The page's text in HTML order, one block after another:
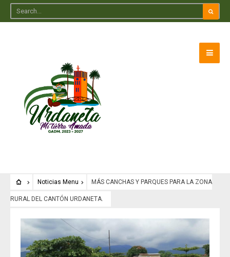
Noticias Menu MÁS CANCHAS Y PARQUES PARA LA ZONA
RURAL DEL CANTÓN URDANETA.